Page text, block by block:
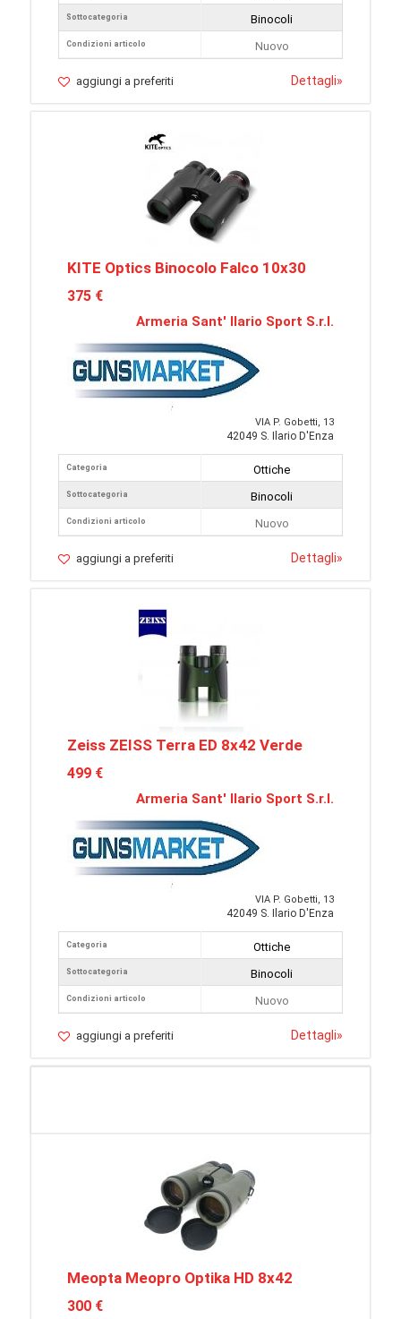
Sottocategoria
Condizioni articolo
Binocoli
Nuovo
aggiungi a preferiti Dettagli»
KITE Optics Binocolo Falco 10x30
375 €
Armeria Sant' Ilario Sport S.r.l.
VIA P. Gobetti, 13
42049 S. Ilario D'Enza
Categoria
Sottocategoria
Condizioni articolo
Ottiche
Binocoli
Nuovo
aggiungi a preferiti Dettagli»
Zeiss ZEISS Terra ED 8x42 Verde
499 €
Armeria Sant' Ilario Sport S.r.l.
VIA P. Gobetti, 13
42049 S. Ilario D'Enza
Categoria
Sottocategoria
Condizioni articolo
Ottiche
Binocoli
Nuovo
aggiungi a preferiti Dettagli»
Meopta Meopro Optika HD 8x42
300 €